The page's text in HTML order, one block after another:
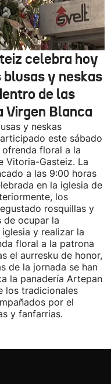
celebra hoy
blusas y neskas
de las
Virgen Blanca
y neskas
este sábado
floral a la
Vitoria-Gasteiz. La
a las 9:00 horas
en la iglesia de
los
rosquillas y
de ocupar la
y realizar la
floral a la patrona
el aurresku de honor,
de la jornada se han
la panadería Artepan
los tradicionales
por el
y fanfarrias.